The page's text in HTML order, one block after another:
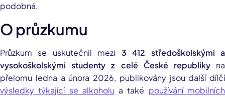
podobná.
O průzkumu
Průzkum se uskutečnil mezi 3 412 středoškolskými a
vysokoškolskými studenty z celé České republikyna
přelomu ledna a února 2026, publikovány jsou další dílčí
výsledky týkající se alkoholu a také používání mobilních